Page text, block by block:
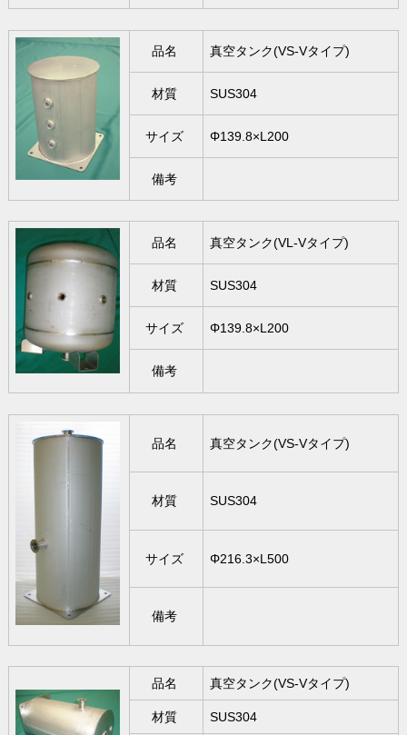
品名 真空タンク(VS-Vタイプ)
材質 SUS304
サイズ Φ139.8×L200
備考
品名 真空タンク(VL-Vタイプ)
材質 SUS304
サイズ Φ139.8×L200
備考
品名 真空タンク(VS-Vタイプ)
材質 SUS304
サイズ Φ216.3×L500
備考
品名 真空タンク(VS-Vタイプ)
材質 SUS304